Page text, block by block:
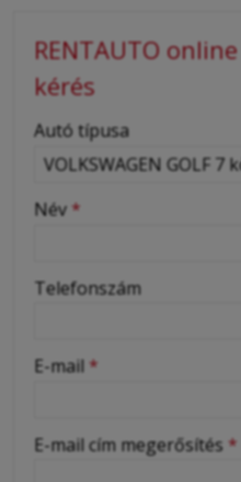
RENTAUTO
kérés
-
-
-
-
Autó típusa
Név *
Telefonszám
E-mail *
E-mail cím megerősítés *